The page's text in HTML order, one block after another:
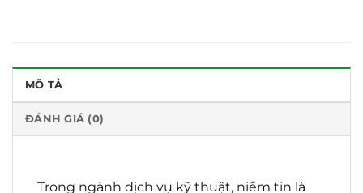
MÔ TẢ
ĐÁNH GIÁ (0)
Trong ngành dịch vụ kỹ thuật, niềm tin là